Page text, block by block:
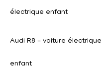
Audi R8 – voiture électrique
enfant